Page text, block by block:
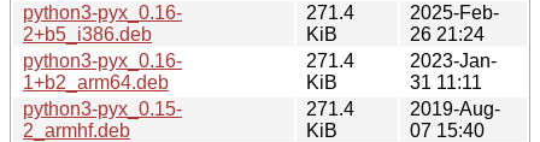
python3-pyx_0.16-
2+b5_i386.deb
271.4
KiB
2025-Feb-
26 21:24
python3-pyx_0.16-
1+b2_arm64.deb
271.4
KiB
2023-Jan-
31 11:11
python3-pyx_0.15-
2_armhf.deb
271.4
KiB
2019-Aug-
07 15:40